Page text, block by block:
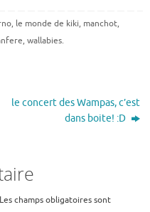
, le monde de kiki, manchot,
, wallabies.
le concert des Wampas, c’est
dans boite! :D
Les champs obligatoires sont